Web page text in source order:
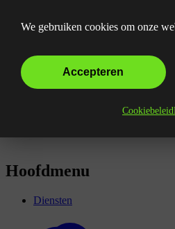
Wat is een 404-pagina?
Hoofdmenu
Diensten
We gebruiken cookies om onze
Accepteren
Cookiebeleid